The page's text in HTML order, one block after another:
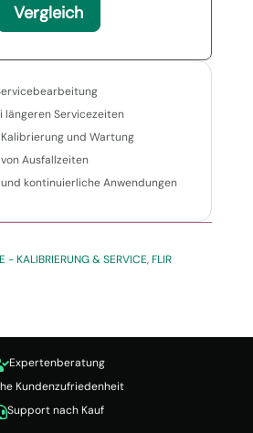
Vergleich
längeren Servicezeiten
und Wartung
Ausfallzeiten
kontinuierliche Anwendungen
- KALIBRIERUNG & SERVICE,FLIR
Expertenberatung
Kundenzufriedenheit
Support nach Kauf